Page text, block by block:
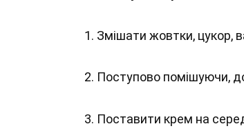
1. Змішати жовтки, цукор,
2. Поступово помішуючи,
3. Поставити крем на